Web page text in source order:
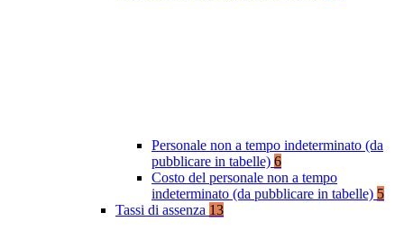
Personale non a tempo indeterminato (da
pubblicare in tabelle) 6
Costo del personale non a tempo
indeterminato (da pubblicare in tabelle) 5
Tassi di assenza 13